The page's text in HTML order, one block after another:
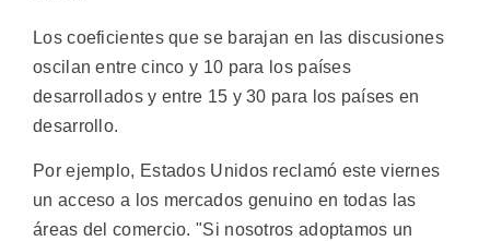
Los coeficientes que se barajan en las discusiones
oscilan entre cinco y 10 para los países
desarrollados y entre 15 y 30 para los países en
desarrollo.
Por ejemplo, Estados Unidos reclamó este viernes
un acceso a los mercados genuino en todas las
áreas del comercio. "Si nosotros adoptamos un